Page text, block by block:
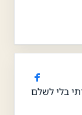
בלי לשלם